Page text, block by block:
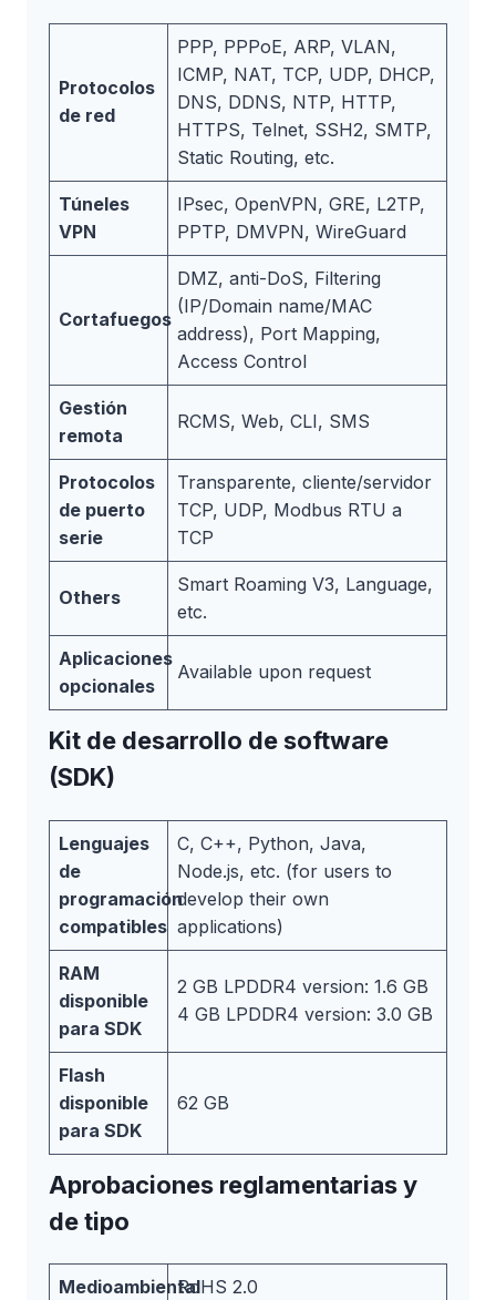
Protocolos
de red
PPP, PPPoE, ARP, VLAN,
ICMP, NAT, TCP, UDP, DHCP,
DNS, DDNS, NTP, HTTP,
HTTPS, Telnet, SSH2, SMTP,
Static Routing, etc.
Túneles
VPN
IPsec, OpenVPN, GRE, L2TP,
PPTP, DMVPN, WireGuard
Cortafuegos
DMZ, anti-DoS, Filtering
(IP/Domain name/MAC
address), Port Mapping,
Access Control
Gestión
remota
RCMS, Web, CLI, SMS
Protocolos
de puerto
serie
Transparente, cliente/servidor
TCP, UDP, Modbus RTU a
TCP
Others
Smart Roaming V3, Language,
etc.
Aplicaciones
opcionales
Available upon request
Kit de desarrollo de software
(SDK)
Lenguajes
de
programación
compatibles
C, C++, Python, Java,
Node.js, etc. (for users to
develop their own
applications)
RAM
disponible
para SDK
2 GB LPDDR4 version: 1.6 GB
4 GB LPDDR4 version: 3.0 GB
Flash
disponible
para SDK
62 GB
Aprobaciones reglamentarias y
de tipo
MedioambientalRoHS 2.0